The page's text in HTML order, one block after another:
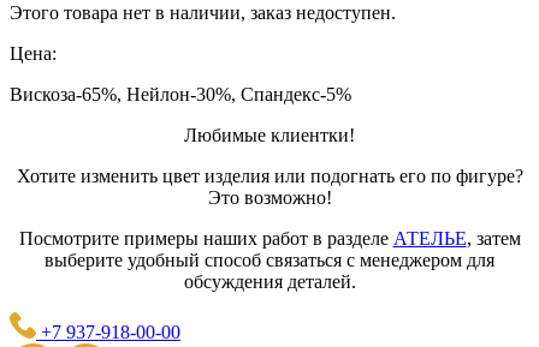
Этого товара нет в наличии, заказ недоступен.
Цена:
Вискоза-65%, Нейлон-30%, Спандекс-5%
Любимые клиентки!
Хотите изменить цвет изделия или подогнать его по фигуре?
Это возможно!
Посмотрите примеры наших работ в разделе АТЕЛЬЕ, затем
выберите удобный способ связаться с менеджером для
обсуждения деталей.
+7 937-918-00-00